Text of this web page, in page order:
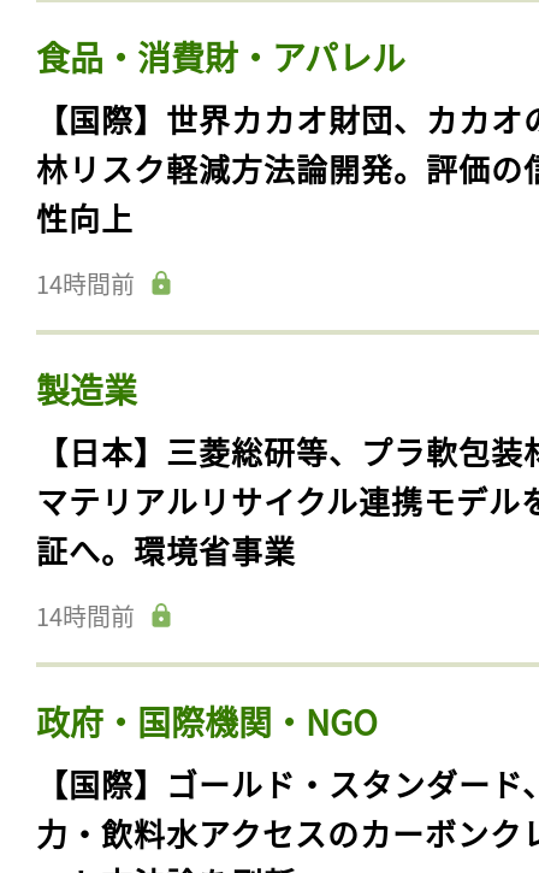
食品・消費財・アパレル
【国際】世界カカオ財団、カカオ
林リスク軽減方法論開発。評価の
性向上
14時間前
製造業
【日本】三菱総研等、プラ軟包装
マテリアルリサイクル連携モデル
証へ。環境省事業
14時間前
政府・国際機関・NGO
【国際】ゴールド・スタンダード
力・飲料水アクセスのカーボンク